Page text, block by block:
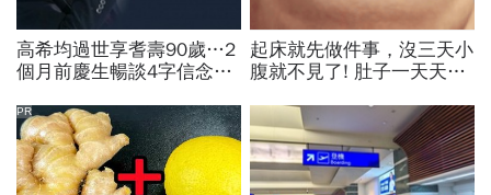
高希均過世享耆壽90歲…2
個月前慶生暢談4字信念，
福、一切靠自己爭氣
起床就先做件事，沒三天小
腹就不見了! 肚子一天天變
PR